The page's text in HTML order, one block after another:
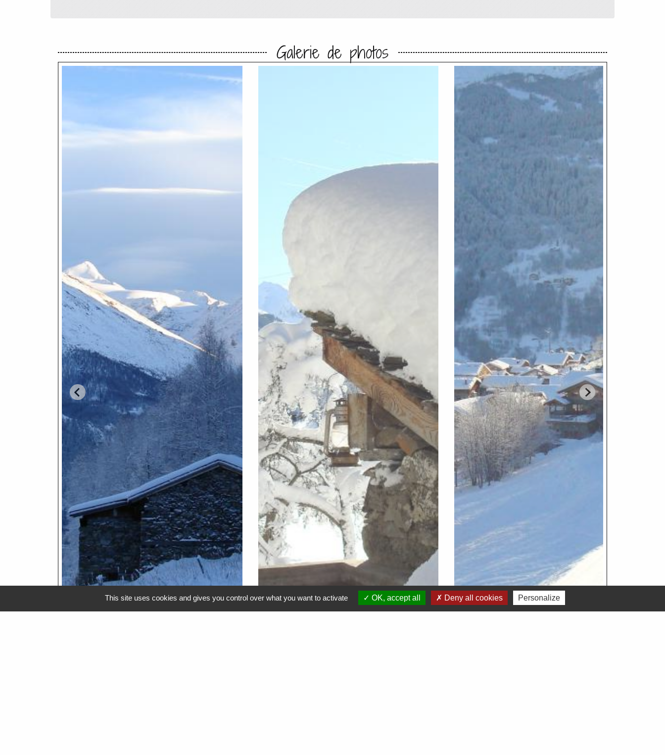
Galerie de photos
This site uses cookies and gives you control over what you want to activate OK, accept all Deny all cookies Personalize